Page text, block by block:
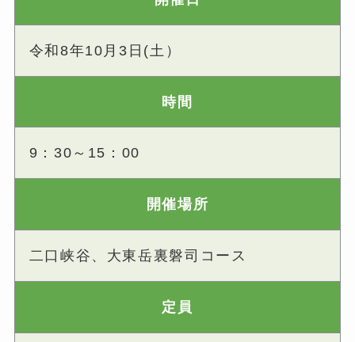
令和8年10月3日(土）
時間
9：30～15：00
開催場所
二口峡谷、大東岳裏磐司コース
定員